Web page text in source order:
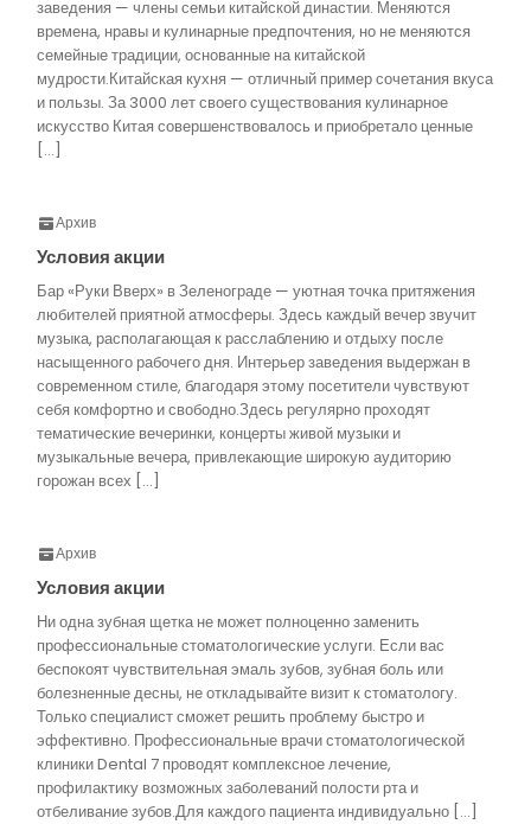
заведения — члены семьи китайской династии. Меняются
времена, нравы и кулинарные предпочтения, но не меняются
семейные традиции, основанные на китайской
мудрости.Китайская кухня — отличный пример сочетания вкуса
и пользы. За 3000 лет своего существования кулинарное
искусство Китая совершенствовалось и приобретало ценные
[…]
Архив
Условия акции
Бар «Руки Вверх» в Зеленограде — уютная точка притяжения
любителей приятной атмосферы. Здесь каждый вечер звучит
музыка, располагающая к расслаблению и отдыху после
насыщенного рабочего дня. Интерьер заведения выдержан в
современном стиле, благодаря этому посетители чувствуют
себя комфортно и свободно.Здесь регулярно проходят
тематические вечеринки, концерты живой музыки и
музыкальные вечера, привлекающие широкую аудиторию
горожан всех […]
Архив
Условия акции
Ни одна зубная щетка не может полноценно заменить
профессиональные стоматологические услуги. Если вас
беспокоят чувствительная эмаль зубов, зубная боль или
болезненные десны, не откладывайте визит к стоматологу.
Только специалист сможет решить проблему быстро и
эффективно. Профессиональные врачи стоматологической
клиники Dental 7 проводят комплексное лечение,
профилактику возможных заболеваний полости рта и
отбеливание зубов.Для каждого пациента индивидуально […]